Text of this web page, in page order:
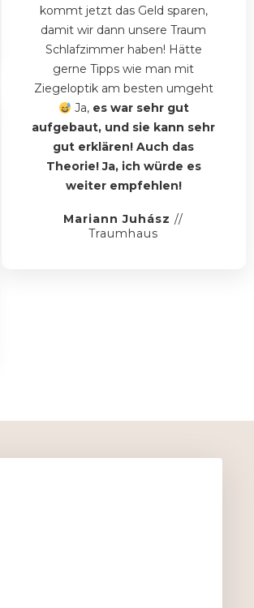
kommt jetzt das Geld sparen,
damit wir dann unsere Traum
Schlafzimmer haben! Hätte
gerne Tipps wie man mit
Ziegeloptik am besten umgeht
Ja, es war sehr gut
aufgebaut, und sie kann sehr
gut erklären! Auch das
Theorie! Ja, ich würde es
weiter empfehlen!
Mariann Juhász //
Traumhaus